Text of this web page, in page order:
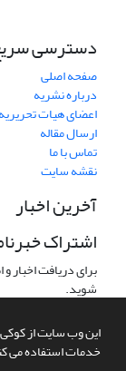
این وب سایت از کوکی
خدمات استفاده می
دسترسی
صفحه اصلی
درباره نشریه
اعضای هیات تحریریه
ارسال مقاله
تماس با ما
نقشه سایت
آخرین اخبار
اشتراک
برای دریافت اخبار
شوید.